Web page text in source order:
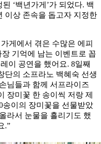
‘백년가게’가 되었다. 백
이상 존속을 돕고자 지정한
게에서 겪은 수많은 에피
장 기억에 남는 이벤트로 꼽
이 공연을 했어요. 8일째
단의 소프라노 백혜숙 선생
님들과 함께 서프라이즈
장미꽃 한 송이씩 저랑 제
송이의 장미꽃을 선물받았
라서 눈물을 흘리기도 했
.”